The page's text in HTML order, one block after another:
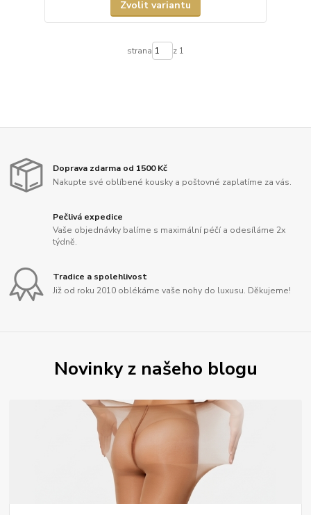
Zvolit variantu
strana z 1
Doprava zdarma od 1500 Kč
Nakupte své oblíbené kousky a poštovné zaplatíme za vás.
Pečlivá expedice
Vaše objednávky balíme s maximální péčí a odesíláme 2x
týdně.
Tradice a spolehlivost
Již od roku 2010 oblékáme vaše nohy do luxusu. Děkujeme!
Novinky z našeho blogu